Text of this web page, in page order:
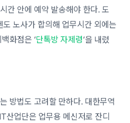
간 안에 예약 발송해야 한다. 도
노사가 합의해 업무시간 외에는
화점은 ‘단톡방 자제령‘을 내렸
방법도 고려할 만하다. 대한무역
산업단은 업무용 메신저로 잔디